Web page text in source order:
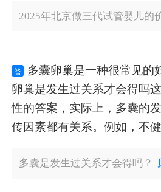
2025年北京做三代试管婴儿的
答
多囊卵巢是一种很常见的
卵巢是发生过关系才会得吗
性的答案，实际上，多囊的
传因素都有关系。例如，不
多囊是发生过关系才会得吗？